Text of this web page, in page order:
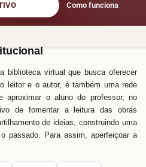
Como funciona
biblioteca virtual que busca oferecer
leitor e o autor, é também uma rede
aproximar o aluno do professor, no
de fomentar a leitura das obras
de ideias, construindo uma
passado. Para assim, aperfeiçoar a